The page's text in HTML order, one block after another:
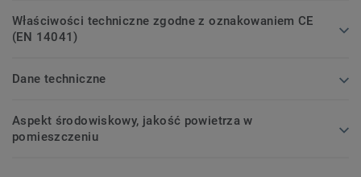
Właściwości techniczne zgodne z oznakowaniem CE
(EN 14041)
Dane techniczne
Aspekt środowiskowy, jakość powietrza w
pomieszczeniu